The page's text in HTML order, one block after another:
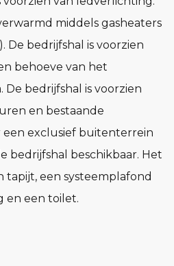
middels gasheaters
De bedrijfshal is voorzien
behoeve van het
bedrijfshal is voorzien
en bestaande
een exclusief buitenterrein
bedrijfshal beschikbaar. Het
tapijt, een systeemplafond
en een toilet.